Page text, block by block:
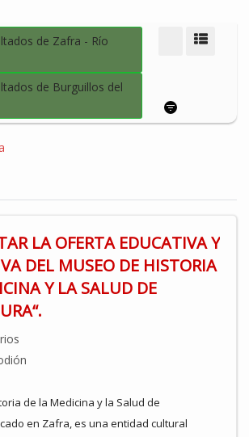
de Zafra - Río
de Burguillos del
LA OFERTA EDUCATIVA Y
DEL MUSEO DE HISTORIA
Y LA SALUD DE
de la Medicina y la Salud de
en Zafra, es una entidad cultural